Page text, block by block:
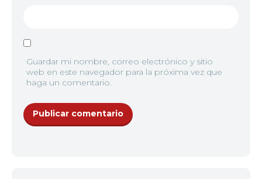
Guardar mi nombre, correo electrónico y sitio
web en este navegador para la próxima vez que
haga un comentario.